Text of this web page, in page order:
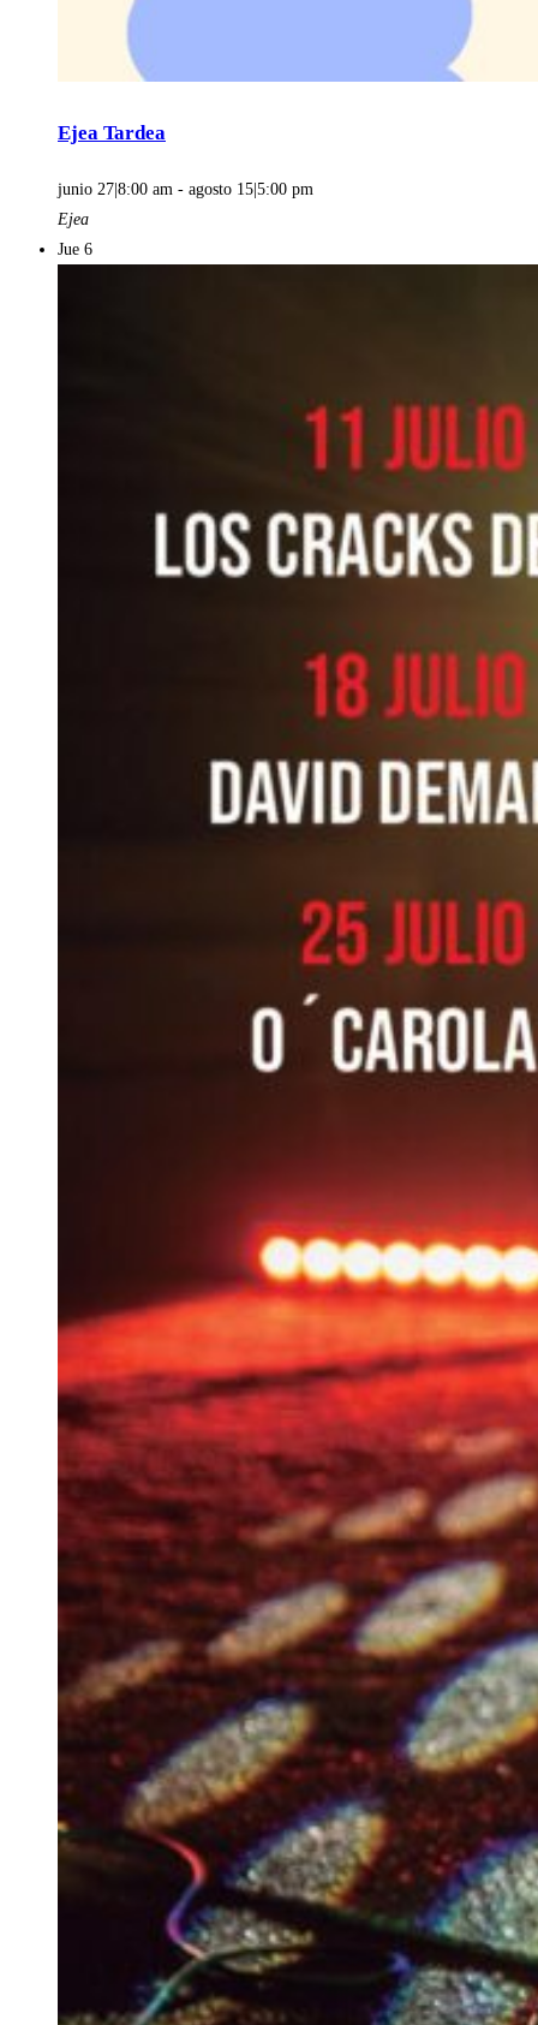
Ejea Tardea
junio 27|8:00 am - agosto 15|5:00 pm
Ejea
Jue 6